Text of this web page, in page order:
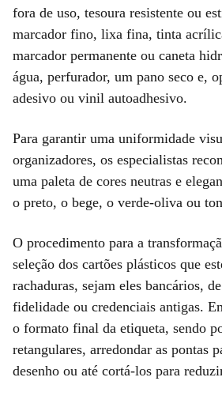
fora de uso, tesoura resistente ou
marcador fino, lixa fina, tinta
marcador permanente ou caneta
água, perfurador, um pano seco e,
adesivo ou vinil autoadhesivo.
Para garantir uma uniformidade
organizadores, os especialistas
uma paleta de cores neutras e
o preto, o bege, o verde-oliva ou
O procedimento para a
seleção dos cartões plásticos que
rachaduras, sejam eles bancários,
fidelidade ou credenciais antigas.
o formato final da etiqueta, sendo
retangulares, arredondar as pontas
desenho ou até cortá-los para